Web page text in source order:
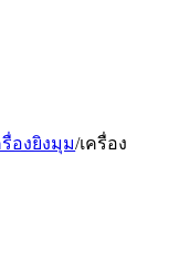
รื่องยิงมุม/เครื่อง